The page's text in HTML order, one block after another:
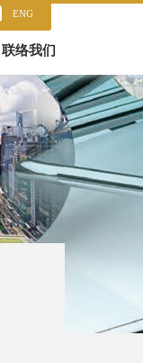
ENG
联络我们